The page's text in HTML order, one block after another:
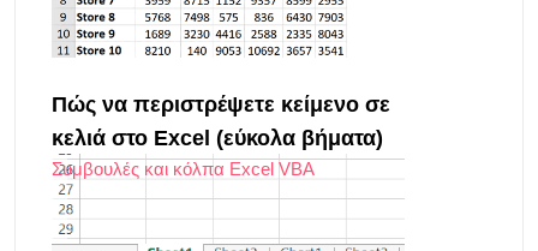
Πώς να περιστρέψετε κείμενο σε
κελιά στο Excel (εύκολα βήματα)
Συμβουλές και κόλπα Excel VBA